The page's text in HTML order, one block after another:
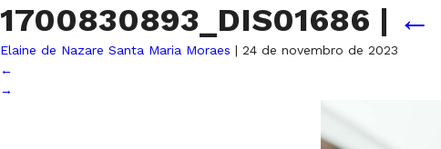
1700830893_DIS01686 | ←
Elaine de Nazare Santa Maria Moraes | 24 de novembro de 2023
←
→